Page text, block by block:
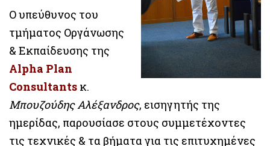
Ο υπεύθυνος του
τμήματος Οργάνωσης
& Εκπαίδευσης της
Alpha Plan
Consultants κ.
Μπουζούδης Αλέξανδρος, εισηγητής της
ημερίδας, παρουσίασε στους συμμετέχοντες
τις τεχνικές & τα βήματα για τις επιτυχημένες